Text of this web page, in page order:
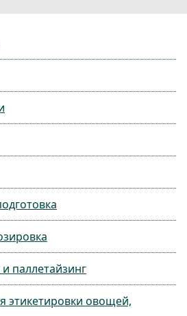
паллетайзинг
этикетировки овощей,